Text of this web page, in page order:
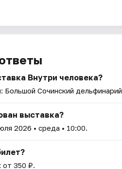
Внутри человека?
Большой Сочинский дельфинарий
выставка?
2026 • среда • 10:00.
от 350 ₽.